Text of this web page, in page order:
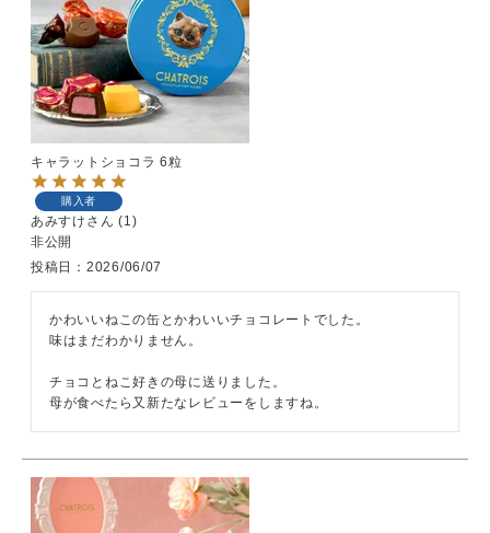
キャラットショコラ 6粒
購入者
あみすけ
1
非公開
投稿日
2026/06/07
かわいいねこの缶とかわいいチョコレートでした。
味はまだわかりません。
チョコとねこ好きの母に送りました。